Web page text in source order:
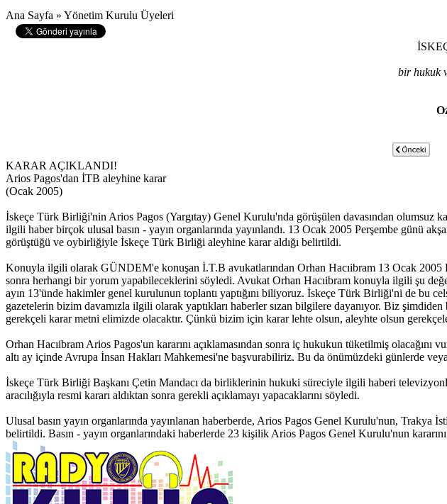
Ana Sayfa » Yönetim Kurulu Üyeleri
bir hukuk
KARAR AÇIKLANDI!
Arios Pagos'dan İTB aleyhine karar
(Ocak 2005)
İskeçe Türk Birliği'nin Arios Pagos (Yargıtay) Genel Kurulu'nda görüşülen davasından olumsuz
ilgili haber birçok ulusal basın - yayın organlarında yayınlandı. 13 Ocak 2005 Perşembe günü
görüştüğü ve oybirliğiyle İskeçe Türk Birliği aleyhine karar aldığı belirtildi.
Konuyla ilgili olarak GÜNDEM'e konuşan İ.T.B avukatlarından Orhan Hacıibram 13 Ocak 2005
sonra herhangi bir yorum yapabileceklerini söyledi. Avukat Orhan Hacıibram konuyla ilgili şu
ayın 13'ünde hakimler genel kurulunun toplantı yaptığını biliyoruz. İskeçe Türk Birliği'ni de bu
gazetelerin bizim davamızla ilgili olarak yaptıkları haberler sızan bilgilere dayanıyor. Biz
gerekçeli karar metni elimizde olacaktır. Çünkü bizim için karar lehte olsun, aleyhte olsun
Orhan Hacıibram Arios Pagos'un kararını açıklamasından sonra iç hukukun tüketilmiş
altı ay içinde Avrupa İnsan Hakları Mahkemesi'ne başvurabiliriz. Bu da önümüzdeki günlerde
İskeçe Türk Birliği Başkanı Çetin Mandacı da birliklerinin hukuki süreciyle ilgili haberi
aracılığıyla resmi kararı aldıktan sonra gerekli açıklamayı yapacaklarını söyledi.
Ulusal basın yayın organlarında yayınlanan haberberde, Arios Pagos Genel Kurulu'nun, Trakya
belirtildi. Basın - yayın organlarındaki haberlerde 23 kişilik Arios Pagos Genel Kurulu'nun